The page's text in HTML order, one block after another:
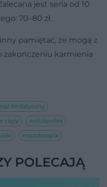
jest seria od 10
70–80 zł.
pamiętać, że mogą z
zakończeniu karmienia
limfatyczny
ciąży
cellulipoliza
mezoterapia
POLECAJĄ